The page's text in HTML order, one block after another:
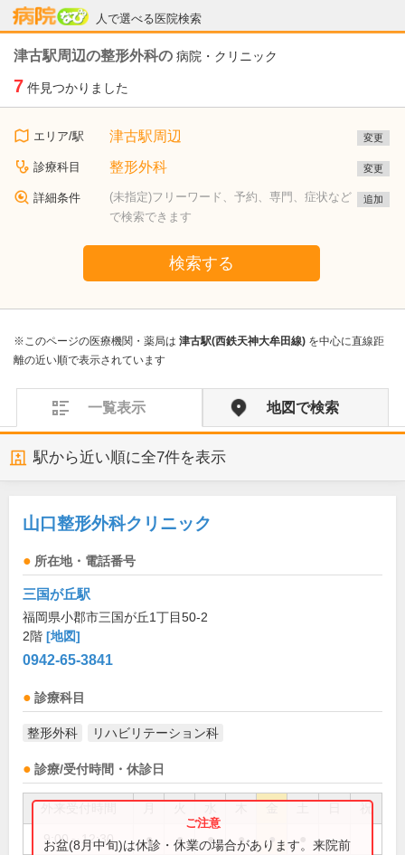
人で選べる医院検索
病院なび
津古駅周辺の整形外科の 病院・クリニック
7 件見つかりました
エリア/駅 津古駅周辺 変更
診療科目 整形外科 変更
詳細条件
(未指定)フリーワード、予約、専門、症状など
で検索できます
追加
検索する
※このページの医療機関・薬局は 津古駅(西鉄天神大牟田線) を中心に直線距
離の近い順で表示されています
一覧表示 地図で検索
駅から近い順に全7件を表示
山口整形外科クリニック
所在地・電話番号
三国が丘駅
福岡県小郡市三国が丘1丁目50-2
2階 [地図]
0942-65-3841
診療科目
整形外科 リハビリテーション科
診療/受付時間・休診日
祝
9:00～12:30 ● ● ● ● ●
お盆(8月中旬)は休診・休業の場合があります。来院前